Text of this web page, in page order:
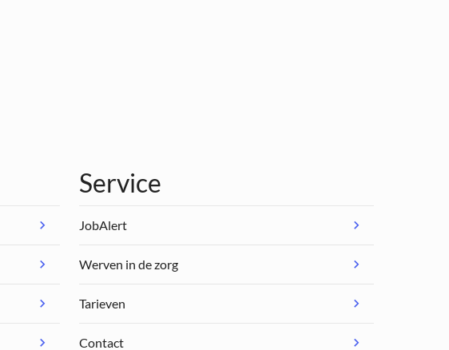
Service
JobAlert
Werven in de zorg
Tarieven
Contact